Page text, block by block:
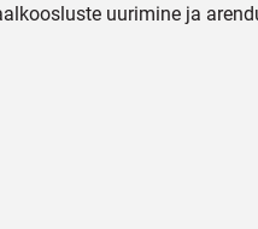
uurimine ja